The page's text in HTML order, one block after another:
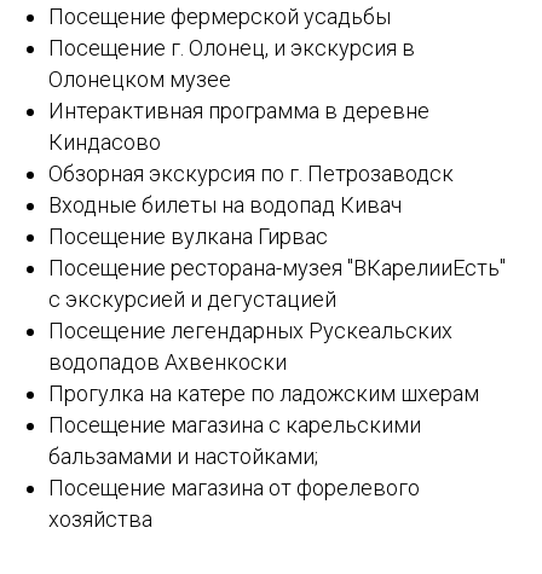
Посещение фермерской усадьбы
Посещение г. Олонец, и экскурсия в
Олонецком музее
Интерактивная программа в деревне
Киндасово
Обзорная экскурсия по г. Петрозаводск
Входные билеты на водопад Кивач
Посещение вулкана Гирвас
Посещение ресторана-музея "ВКарелииЕсть"
с экскурсией и дегустацией
Посещение легендарных Рускеальских
водопадов Ахвенкоски
Прогулка на катере по ладожским шхерам
Посещение магазина с карельскими
бальзамами и настойками;
Посещение магазина от форелевого
хозяйства